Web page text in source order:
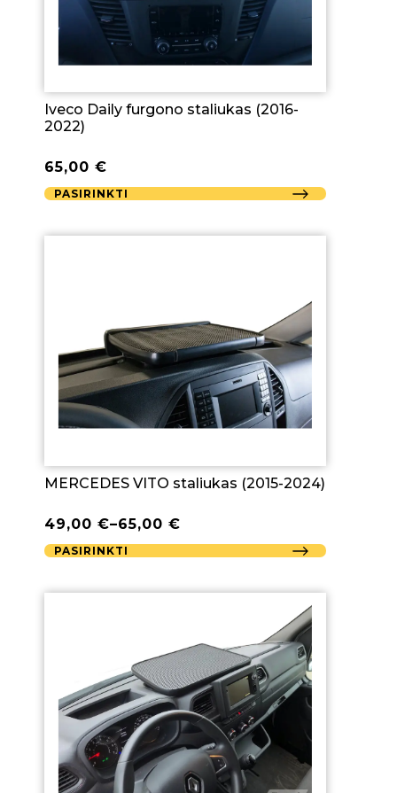
Iveco Daily furgono staliukas (2016-
2022)
65,00 €
PASIRINKTI
MERCEDES VITO staliukas (2015-2024)
49,00 €–65,00 €
PASIRINKTI